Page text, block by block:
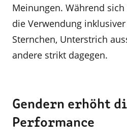
Meinungen. Während
die Verwendung
Sternchen, Unterstrich
andere strikt dagegen.
Gendern erhöht
Performance